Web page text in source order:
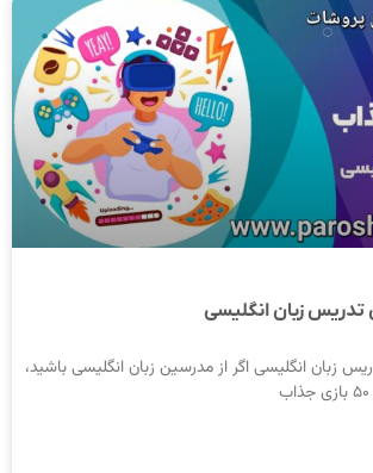
زبان انگلیسی اگر از مدرسین زبان انگلیسی باشید،